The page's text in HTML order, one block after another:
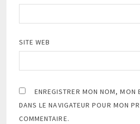
SITE WEB
ENREGISTRER MON NOM, MON
DANS LE NAVIGATEUR POUR MON
COMMENTAIRE.